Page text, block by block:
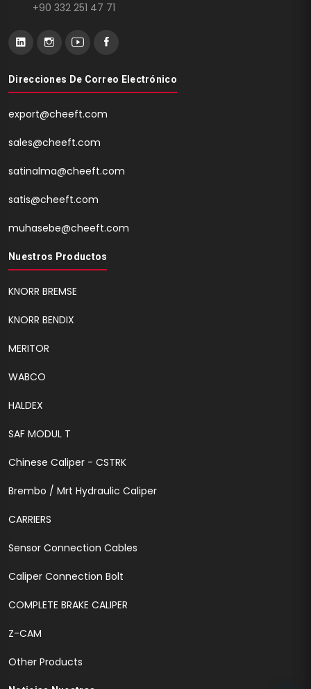
+90 332 251 47 71
Direcciones De Correo Electrónico
export@cheeft.com
sales@cheeft.com
satinalma@cheeft.com
satis@cheeft.com
muhasebe@cheeft.com
Nuestros Productos
KNORR BREMSE
KNORR BENDIX
MERITOR
WABCO
HALDEX
SAF MODUL T
Chinese Caliper - CSTRK
Brembo / Mrt Hydraulic Caliper
CARRIERS
Sensor Connection Cables
Caliper Connection Bolt
COMPLETE BRAKE CALIPER
Z-CAM
Other Products